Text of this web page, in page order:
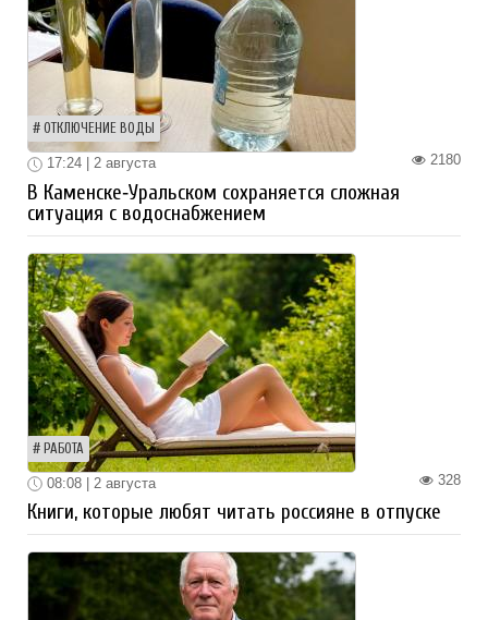
ОТКЛЮЧЕНИЕ ВОДЫ
2180
17:24 | 2 августа
В Каменске‑Уральском сохраняется сложная
ситуация с водоснабжением
РАБОТА
328
08:08 | 2 августа
Книги, которые любят читать россияне в отпуске